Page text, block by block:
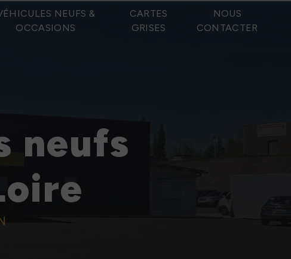
NEUFS &
OCCASIONS
CARTES
GRISES
NOUS
CONTACTER
neufs